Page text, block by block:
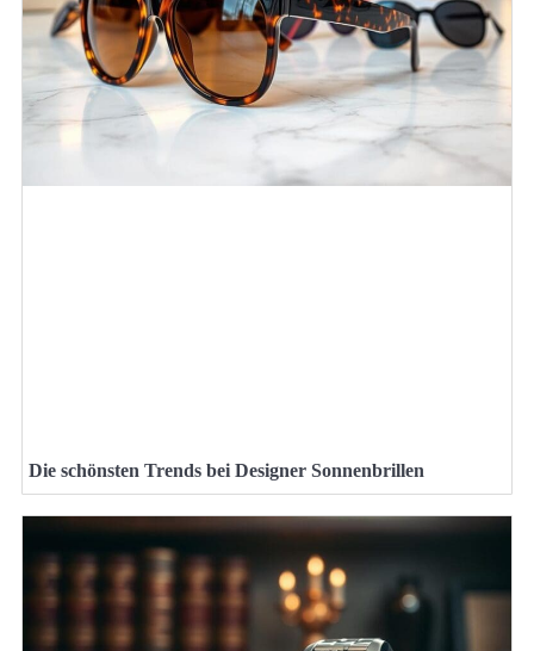
Die schönsten Trends bei Designer Sonnenbrillen